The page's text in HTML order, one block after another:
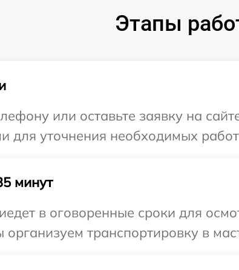
Этапы
или оставьте заявку на
для уточнения необходимых
минут
в оговоренные сроки для
транспортировку в